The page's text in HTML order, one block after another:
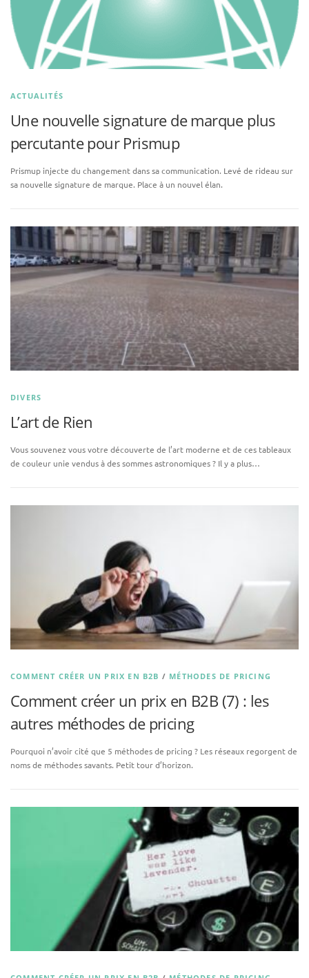
ACTUALITÉS
Une nouvelle signature de marque plus
percutante pour Prismup
Prismup injecte du changement dans sa communication. Levé de rideau sur
sa nouvelle signature de marque. Place à un nouvel élan.
DIVERS
L’art de Rien
Vous souvenez vous votre découverte de l’art moderne et de ces tableaux
de couleur unie vendus à des sommes astronomiques ? Il y a plus…
COMMENT CRÉER UN PRIX EN B2B / MÉTHODES DE PRICING
Comment créer un prix en B2B (7) : les
autres méthodes de pricing
Pourquoi n’avoir cité que 5 méthodes de pricing ? Les réseaux regorgent de
noms de méthodes savants. Petit tour d’horizon.